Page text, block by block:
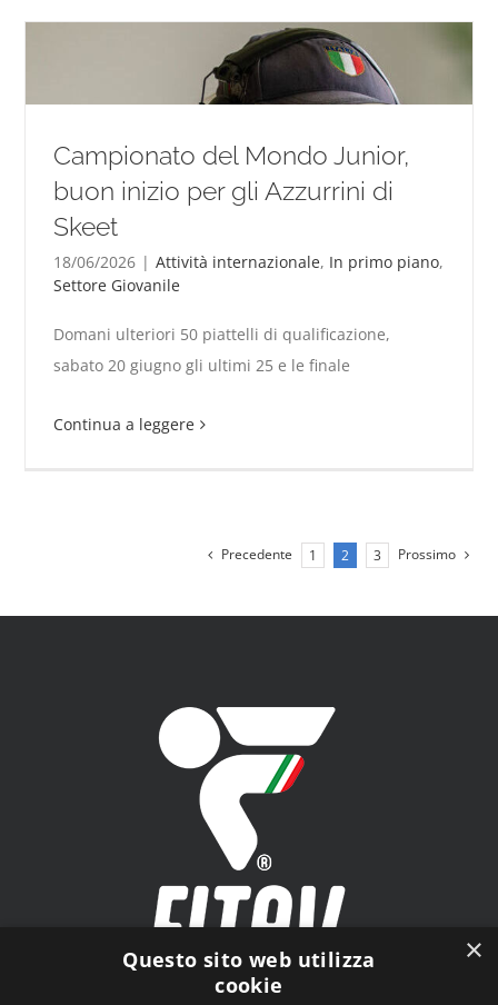
Campionato del Mondo Junior, buon inizio per gli
Campionato del Mondo Junior,
buon inizio per gli Azzurrini di
Skeet
18/06/2026 | Attività internazionale, In primo piano,
Settore Giovanile
Domani ulteriori 50 piattelli di qualificazione,
sabato 20 giugno gli ultimi 25 e le finale
Continua a leggere
Precedente 1 2 3 Prossimo
FITAV - Federazione Italiana Tiro a Volo - Viale Tiziano
×
Questo sito web utilizza
cookie